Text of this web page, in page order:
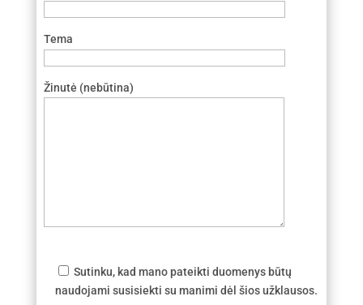
Tema
Žinutė (nebūtina)
Sutinku, kad mano pateikti duomenys būtų
naudojami susisiekti su manimi dėl šios užklausos.